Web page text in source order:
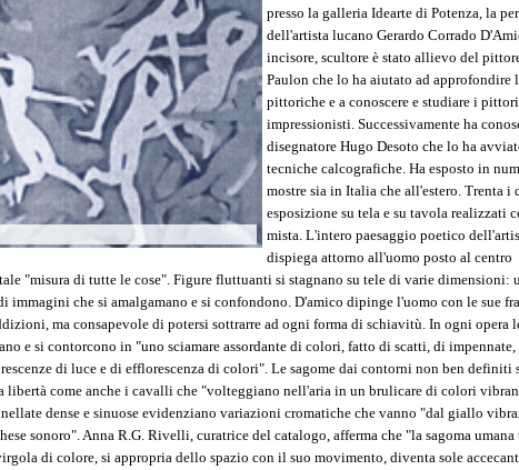
presso la galleria Idearte di Potenza, la
dell'artista lucano Gerardo Corrado
incisore, scultore è stato allievo del
Paulon che lo ha aiutato ad approfondire
pittoriche e a conoscere e studiare i pittori
impressionisti. Successivamente ha
disegnatore Hugo Desoto che lo ha
tecniche calcografiche. Ha esposto in
mostre sia in Italia che all'estero. Trenta
esposizione su tela e su tavola realizzati
mista. L'intero paesaggio poetico
dispiega attorno all'uomo posto al centro
"misura di tutte le cose". Figure fluttuanti si stagnano su tele di varie dimensioni:
che si amalgamano e si confondono. D'amico dipinge l'uomo con le sue
ma consapevole di potersi sottrarre ad ogni forma di schiavitù. In ogni opera
e si contorcono in "uno sciamare assordante di colori, fatto di scatti, di impennate,
di luce e di efflorescenza di colori". Le sagome dai contorni non ben definiti
libertà come anche i cavalli che "volteggiano nell'aria in un brulicare di colori
dense e sinuose evidenziano variazioni cromatiche che vanno "dal giallo
sonoro". Anna R.G. Rivelli, curatrice del catalogo, afferma che "la sagoma umana
di colore, si appropria dello spazio con il suo movimento, diventa sole